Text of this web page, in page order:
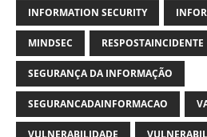
INFORMATION SECURITY
MINDSEC RESPOSTAINCIDENTE
SEGURANÇA DA INFORMAÇÃO
SEGURANCADAINFORMACAO
VULNERABILIDADE